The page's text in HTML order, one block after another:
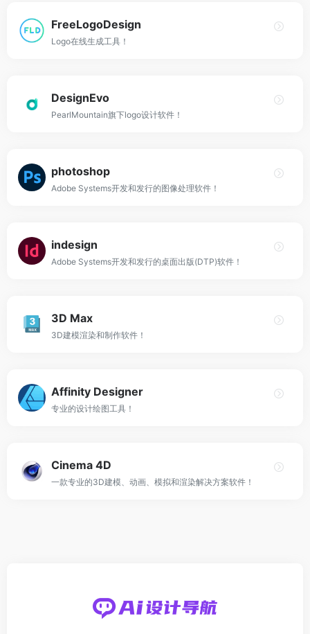
FreeLogoDesign
Logo在线生成工具！
DesignEvo
PearlMountain旗下logo设计软件！
photoshop
Adobe Systems开发和发行的图像处理软件！
indesign
Adobe Systems开发和发行的桌面出版(DTP)软件！
3D Max
3D建模渲染和制作软件！
Affinity Designer
专业的设计绘图工具！
Cinema 4D
一款专业的3D建模、动画、模拟和渲染解决方案软件！